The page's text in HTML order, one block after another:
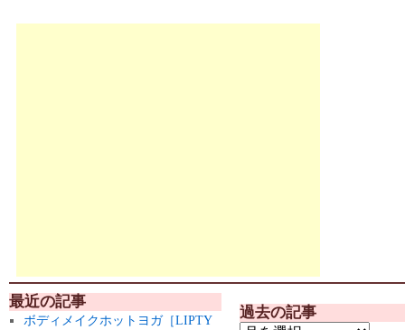
最近の記事
ボディメイクホットヨガ［LIPTY
過去の記事